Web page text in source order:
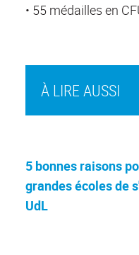
À LIRE AUSSI
5 bonnes raisons
grandes écoles de
UdL
• 55 médailles en